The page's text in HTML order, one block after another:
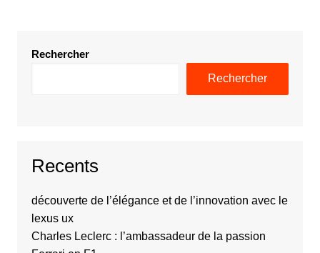
Rechercher
Rechercher
Recents
découverte de l’élégance et de l’innovation avec le
lexus ux
Charles Leclerc : l’ambassadeur de la passion